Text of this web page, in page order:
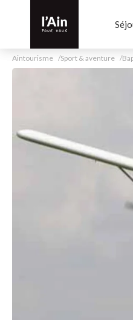
Aintourisme Sport & aventure